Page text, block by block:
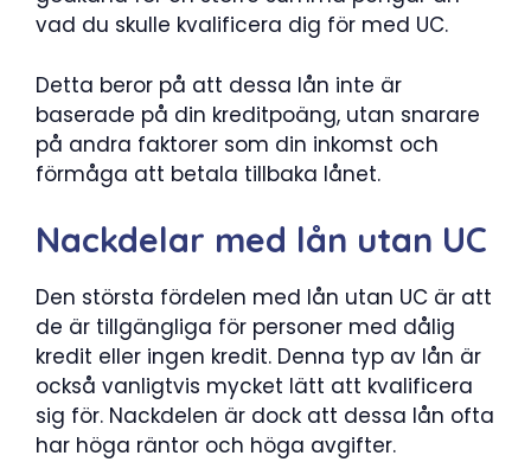
vad du skulle kvalificera dig för med UC.
Detta beror på att dessa lån inte är
baserade på din kreditpoäng, utan snarare
på andra faktorer som din inkomst och
förmåga att betala tillbaka lånet.
Nackdelar med lån utan UC
Den största fördelen med lån utan UC är att
de är tillgängliga för personer med dålig
kredit eller ingen kredit. Denna typ av lån är
också vanligtvis mycket lätt att kvalificera
sig för. Nackdelen är dock att dessa lån ofta
har höga räntor och höga avgifter.